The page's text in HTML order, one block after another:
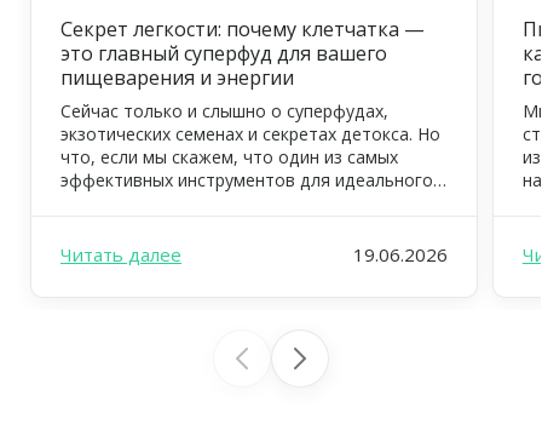
Секрет легкости: почему клетчатка —
это главный суперфуд для вашего
пищеварения и энергии
Сейчас только и слышно о суперфудах,
экзотических семенах и секретах детокса. Но
что, если мы скажем, что один из самых
эффективных инструментов для идеального
клетчатка, или пищевые волокна. В FOODEX
мы ежедневно заботимся о том, чтобы ваш
Читать далее 19.06.2026